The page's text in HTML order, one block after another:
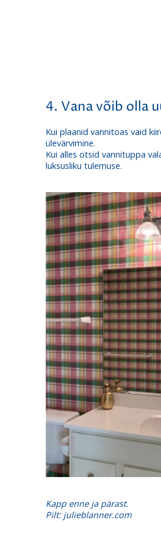
4. Vana võib olla
Kui plaanid vannitoas vaid
ülevärvimine.
Kui alles otsid vannituppa
luksusliku tulemuse.
Kapp enne ja pärast.
Pilt: julieblanner.com